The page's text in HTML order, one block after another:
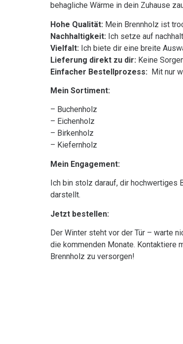
behagliche Wärme in dein Zuhause
Hohe Qualität: Mein Brennholz ist
Nachhaltigkeit: Ich setze auf
Vielfalt: Ich biete dir eine breite
Lieferung direkt zu dir: Keine
Einfacher Bestellprozess: Mit nur
Mein Sortiment:
– Buchenholz
– Eichenholz
– Birkenholz
– Kiefernholz
Mein Engagement:
Ich bin stolz darauf, dir hochwertiges
darstellt.
Jetzt bestellen:
Der Winter steht vor der Tür – warte
die kommenden Monate. Kontaktiere
Brennholz zu versorgen!